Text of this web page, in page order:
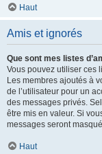
Haut
Amis et ignorés
Que sont mes listes
Vous pouvez utiliser ces
Les membres ajoutés à
de l’utilisateur pour un
des messages privés.
être mis en valeur. Si
messages seront
Haut